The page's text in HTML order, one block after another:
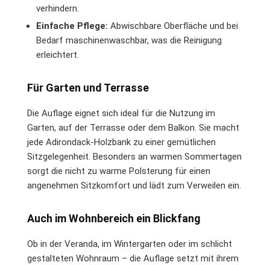
verhindern.
Einfache Pflege: Abwischbare Oberfläche und bei
Bedarf maschinenwaschbar, was die Reinigung
erleichtert.
Für Garten und Terrasse
Die Auflage eignet sich ideal für die Nutzung im
Garten, auf der Terrasse oder dem Balkon. Sie macht
jede Adirondack-Holzbank zu einer gemütlichen
Sitzgelegenheit. Besonders an warmen Sommertagen
sorgt die nicht zu warme Polsterung für einen
angenehmen Sitzkomfort und lädt zum Verweilen ein.
Auch im Wohnbereich ein Blickfang
Ob in der Veranda, im Wintergarten oder im schlicht
gestalteten Wohnraum – die Auflage setzt mit ihrem